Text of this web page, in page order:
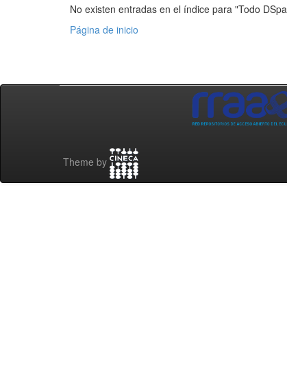
No existen entradas en el índice para "Todo
Página de inicio
Theme by